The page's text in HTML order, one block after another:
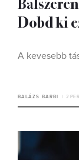
Dobd ki
A kevesebb
BALÁZS BARBI 2